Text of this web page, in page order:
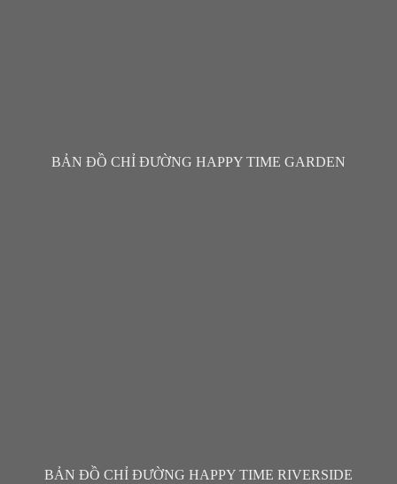
BẢN ĐỒ CHỈ ĐƯỜNG HAPPY TIME GARDEN
BẢN ĐỒ CHỈ ĐƯỜNG HAPPY TIME RIVERSIDE